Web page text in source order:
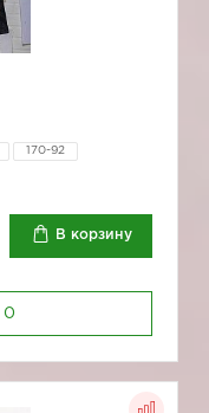
170-92
В корзину
0